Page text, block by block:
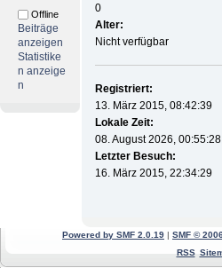
Offline
Beiträge
anzeigen
Statistike
n anzeige
n
0
Alter:
Nicht verfügbar
Registriert:
13. März 2015, 08:42:39
Lokale Zeit:
08. August 2026, 00:55:28
Letzter Besuch:
16. März 2015, 22:34:29
Powered by SMF 2.0.19 | SMF ©
RSS